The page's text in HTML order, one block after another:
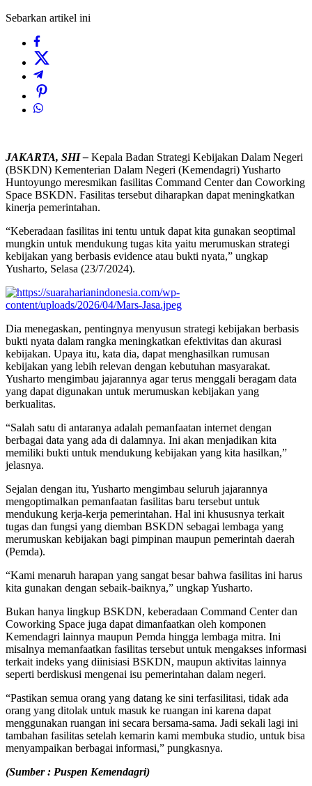
Sebarkan artikel ini
JAKARTA, SHI – Kepala Badan Strategi Kebijakan Dalam Negeri
(BSKDN) Kementerian Dalam Negeri (Kemendagri) Yusharto
Huntoyungo meresmikan fasilitas Command Center dan Coworking
Space BSKDN. Fasilitas tersebut diharapkan dapat meningkatkan
kinerja pemerintahan.
“Keberadaan fasilitas ini tentu untuk dapat kita gunakan seoptimal
mungkin untuk mendukung tugas kita yaitu merumuskan strategi
kebijakan yang berbasis evidence atau bukti nyata,” ungkap
Yusharto, Selasa (23/7/2024).
Dia menegaskan, pentingnya menyusun strategi kebijakan berbasis
bukti nyata dalam rangka meningkatkan efektivitas dan akurasi
kebijakan. Upaya itu, kata dia, dapat menghasilkan rumusan
kebijakan yang lebih relevan dengan kebutuhan masyarakat.
Yusharto mengimbau jajarannya agar terus menggali beragam data
yang dapat digunakan untuk merumuskan kebijakan yang
berkualitas.
“Salah satu di antaranya adalah pemanfaatan internet dengan
berbagai data yang ada di dalamnya. Ini akan menjadikan kita
memiliki bukti untuk mendukung kebijakan yang kita hasilkan,”
jelasnya.
Sejalan dengan itu, Yusharto mengimbau seluruh jajarannya
mengoptimalkan pemanfaatan fasilitas baru tersebut untuk
mendukung kerja-kerja pemerintahan. Hal ini khususnya terkait
tugas dan fungsi yang diemban BSKDN sebagai lembaga yang
merumuskan kebijakan bagi pimpinan maupun pemerintah daerah
(Pemda).
“Kami menaruh harapan yang sangat besar bahwa fasilitas ini harus
kita gunakan dengan sebaik-baiknya,” ungkap Yusharto.
Bukan hanya lingkup BSKDN, keberadaan Command Center dan
Coworking Space juga dapat dimanfaatkan oleh komponen
Kemendagri lainnya maupun Pemda hingga lembaga mitra. Ini
misalnya memanfaatkan fasilitas tersebut untuk mengakses informasi
terkait indeks yang diinisiasi BSKDN, maupun aktivitas lainnya
seperti berdiskusi mengenai isu pemerintahan dalam negeri.
“Pastikan semua orang yang datang ke sini terfasilitasi, tidak ada
orang yang ditolak untuk masuk ke ruangan ini karena dapat
menggunakan ruangan ini secara bersama-sama. Jadi sekali lagi ini
tambahan fasilitas setelah kemarin kami membuka studio, untuk bisa
menyampaikan berbagai informasi,” pungkasnya.
(Sumber : Puspen Kemendagri)